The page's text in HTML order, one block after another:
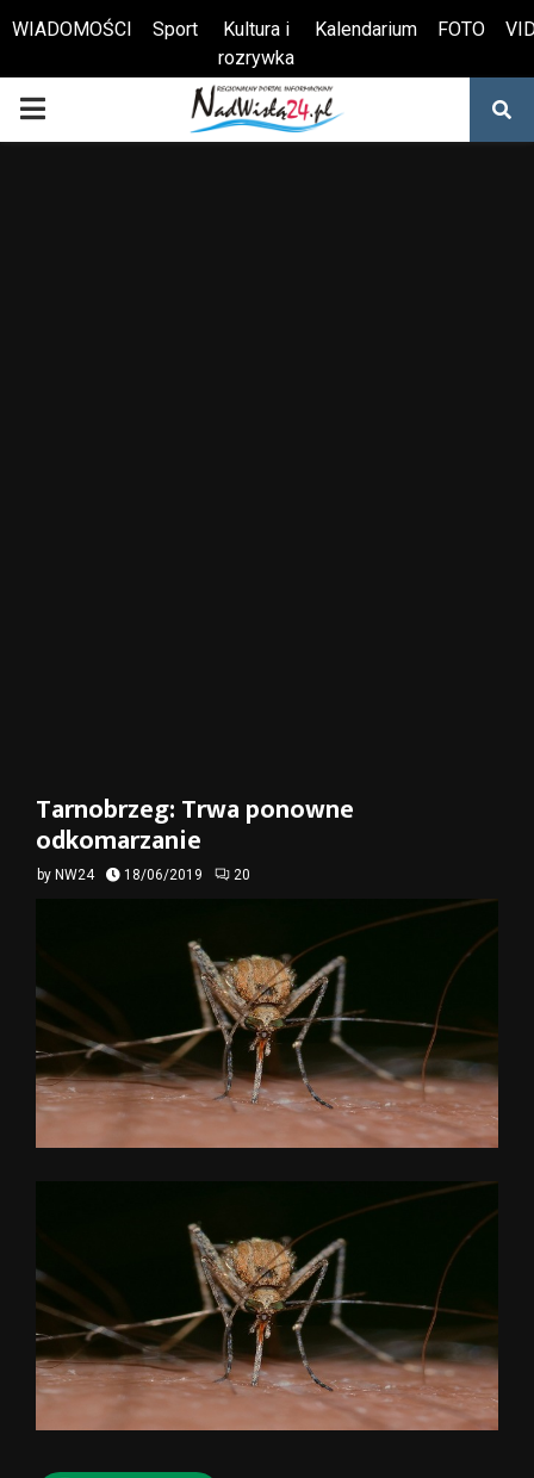
Otwórz pasek narzędzi
WIADOMOŚCI Sport
Kultura i
rozrywka
Kalendarium FOTO
PRIMARY
Tarnobrzeg: Trwa ponowne
odkomarzanie
by NW24 18/06/2019 20